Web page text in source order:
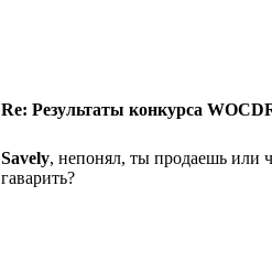
Re: Результаты конкурса
Savely, непонял, ты продаешь или
гаварить?